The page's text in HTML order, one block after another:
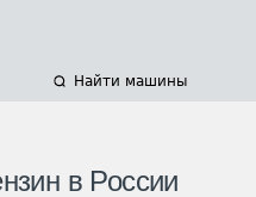
Найти машины
в России